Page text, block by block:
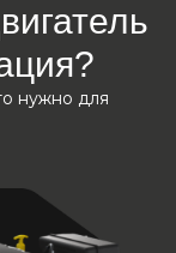
нужно для